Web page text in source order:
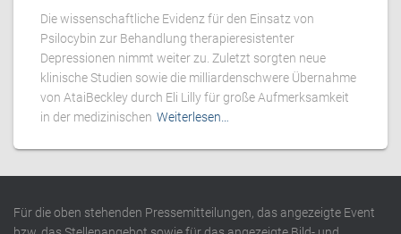
Die wissenschaftliche Evidenz für den Einsatz von
Psilocybin zur Behandlung therapieresistenter
Depressionen nimmt weiter zu. Zuletzt sorgten neue
klinische Studien sowie die milliardenschwere Übernahme
von AtaiBeckley durch Eli Lilly für große Aufmerksamkeit
in der medizinischen Weiterlesen…
Für die oben stehenden Pressemitteilungen, das angezeigte Event